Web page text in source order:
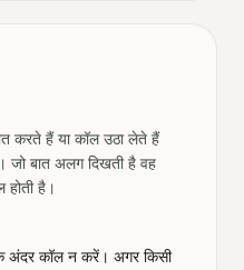
करते हैं या कॉल उठा लेते हैं
जो बात अलग दिखती है वह
होती है।
अंदर कॉल न करें। अगर किसी